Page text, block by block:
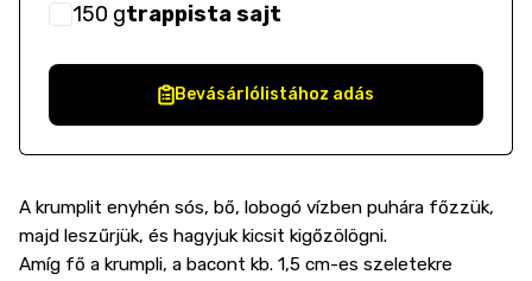
150 gtrappista sajt
Bevásárlólistához adás
A krumplit enyhén sós, bő, lobogó vízben puhára főzzük,
majd leszűrjük, és hagyjuk kicsit kigőzölögni.
Amíg fő a krumpli, a bacont kb. 1,5 cm-es szeletekre